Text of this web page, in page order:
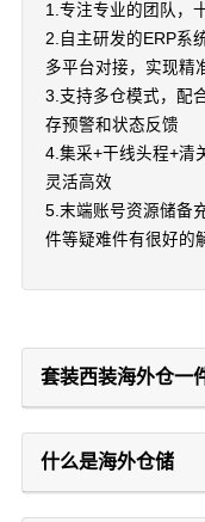
1.专注专业的团队，
2.自主研发的ERP系
多平台对接，实现精
3.支持多仓模式，配
存预警和状态反馈
4.集采+干线头程+清
灵活高效
5.末端账号资源储备
件等疑难件有很好的
套装西装海外仓一
什么是海外仓储